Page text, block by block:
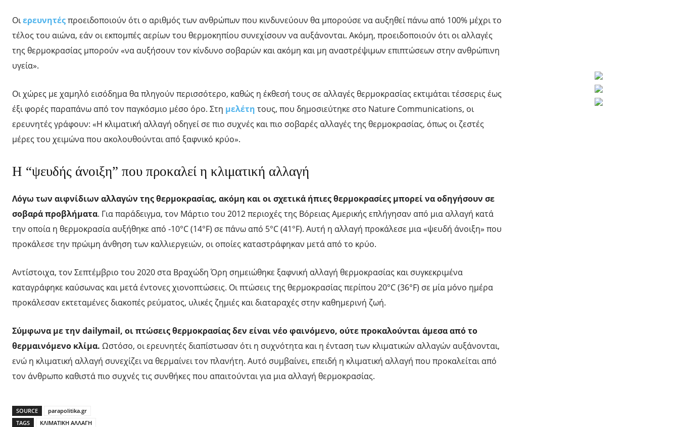
Οιερευνητέςπροειδοποιούν ότι ο αριθμός των ανθρώπων που κινδυνεύουν θα μπορούσε να αυξηθεί πάνω από 100% μέχρι το
τέλος του αιώνα, εάν οι εκπομπές αερίων του θερμοκηπίου συνεχίσουν να αυξάνονται. Ακόμη, προειδοποιούν ότι οι αλλαγές
της θερμοκρασίας μπορούν «να αυξήσουν τον κίνδυνο σοβαρών και ακόμη και μη αναστρέψιμων επιπτώσεων στην ανθρώπινη
υγεία».
Οι χώρες με χαμηλό εισόδημα θα πληγούν περισσότερο, καθώς η έκθεσή τους σε αλλαγές θερμοκρασίας εκτιμάται τέσσερις έως
έξι φορές παραπάνω από τον παγκόσμιο μέσο όρο. Στη μελέτη τους, που δημοσιεύτηκε στο Nature Communications, οι
ερευνητές γράφουν: «Η κλιματική αλλαγή οδηγεί σε πιο συχνές και πιο σοβαρές αλλαγές της θερμοκρασίας, όπως οι ζεστές
μέρες του χειμώνα που ακολουθούνται από ξαφνικό κρύο».
Η “ψευδής άνοιξη” που προκαλεί η κλιματική αλλαγή
Λόγω των αιφνίδιων αλλαγών της θερμοκρασίας, ακόμη και οι σχετικά ήπιες θερμοκρασίες μπορεί να οδηγήσουν σε
σοβαρά προβλήματα. Για παράδειγμα, τον Μάρτιο του 2012 περιοχές της Βόρειας Αμερικής επλήγησαν από μια αλλαγή κατά
την οποία η θερμοκρασία αυξήθηκε από -10°C (14°F) σε πάνω από 5°C (41°F). Αυτή η αλλαγή προκάλεσε μια «ψευδή άνοιξη» που
προκάλεσε την πρώιμη άνθηση των καλλιεργειών, οι οποίες καταστράφηκαν μετά από το κρύο.
Αντίστοιχα, τον Σεπτέμβριο του 2020 στα Βραχώδη Όρη σημειώθηκε ξαφνική αλλαγή θερμοκρασίας και συγκεκριμένα
καταγράφηκε καύσωνας και μετά έντονες χιονοπτώσεις. Οι πτώσεις της θερμοκρασίας περίπου 20°C (36°F) σε μία μόνο ημέρα
προκάλεσαν εκτεταμένες διακοπές ρεύματος, υλικές ζημιές και διαταραχές στην καθημερινή ζωή.
Σύμφωνα με την dailymail, οι πτώσεις θερμοκρασίας δεν είναι νέο φαινόμενο, ούτε προκαλούνται άμεσα από το
θερμαινόμενο κλίμα. Ωστόσο, οι ερευνητές διαπίστωσαν ότι η συχνότητα και η ένταση των κλιματικών αλλαγών αυξάνονται,
ενώ η κλιματική αλλαγή συνεχίζει να θερμαίνει τον πλανήτη. Αυτό συμβαίνει, επειδή η κλιματική αλλαγή που προκαλείται από
τον άνθρωπο καθιστά πιο συχνές τις συνθήκες που απαιτούνται για μια αλλαγή θερμοκρασίας.
SOURCE
parapolitika.gr
TAGS
ΚΛΙΜΑΤΙΚΗ ΑΛΛΑΓΗ